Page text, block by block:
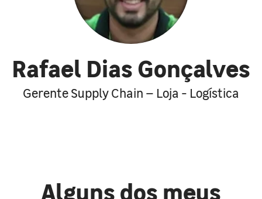
Rafael Dias Gonçalves
Gerente Supply Chain – Loja - Logística
Alguns dos meus